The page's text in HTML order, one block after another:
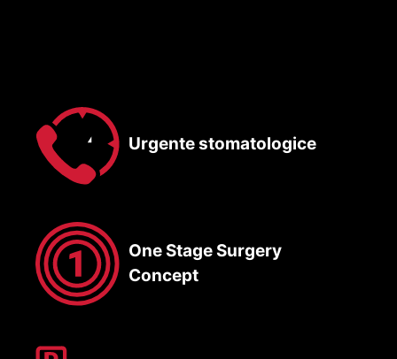
Urgente stomatologice
One Stage Surgery
Concept